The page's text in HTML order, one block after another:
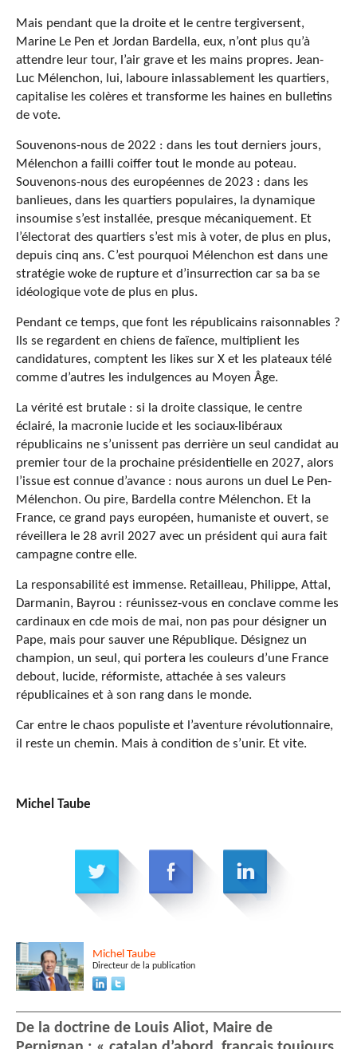
Mais pendant que la droite et le centre tergiversent,
Marine Le Pen et Jordan Bardella, eux, n’ont plus qu’à
attendre leur tour, l’air grave et les mains propres. Jean-
Luc Mélenchon, lui, laboure inlassablement les quartiers,
capitalise les colères et transforme les haines en bulletins
de vote.
Souvenons-nous de 2022 : dans les tout derniers jours,
Mélenchon a failli coiffer tout le monde au poteau.
Souvenons-nous des européennes de 2023 : dans les
banlieues, dans les quartiers populaires, la dynamique
insoumise s’est installée, presque mécaniquement. Et
l’électorat des quartiers s’est mis à voter, de plus en plus,
depuis cinq ans. C’est pourquoi Mélenchon est dans une
stratégie woke de rupture et d’insurrection car sa ba se
idéologique vote de plus en plus.
Pendant ce temps, que font les républicains raisonnables ?
Ils se regardent en chiens de faïence, multiplient les
candidatures, comptent les likes sur X et les plateaux télé
comme d’autres les indulgences au Moyen Âge.
La vérité est brutale : si la droite classique, le centre
éclairé, la macronie lucide et les sociaux-libéraux
républicains ne s’unissent pas derrière un seul candidat au
premier tour de la prochaine présidentielle en 2027, alors
l’issue est connue d’avance : nous aurons un duel Le Pen-
Mélenchon. Ou pire, Bardella contre Mélenchon. Et la
France, ce grand pays européen, humaniste et ouvert, se
réveillera le 28 avril 2027 avec un président qui aura fait
campagne contre elle.
La responsabilité est immense. Retailleau, Philippe, Attal,
Darmanin, Bayrou : réunissez-vous en conclave comme les
cardinaux en cde mois de mai, non pas pour désigner un
Pape, mais pour sauver une République. Désignez un
champion, un seul, qui portera les couleurs d’une France
debout, lucide, réformiste, attachée à ses valeurs
républicaines et à son rang dans le monde.
Car entre le chaos populiste et l’aventure révolutionnaire,
il reste un chemin. Mais à condition de s’unir. Et vite.
Michel Taube
Michel Taube
Directeur de la publication
De la doctrine de Louis Aliot, Maire de